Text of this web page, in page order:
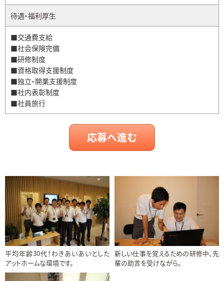
待遇・福利厚生
■交通費支給
■社会保険完備
■研修制度
■資格取得支援制度
■独立・開業支援制度
■社内表彰制度
■社員旅行
応募へ進む
平均年齢30代！わきあいあいとした
アットホームな環境です。
新しい仕事を覚えるための研修中、先
輩の助言を受けながら。